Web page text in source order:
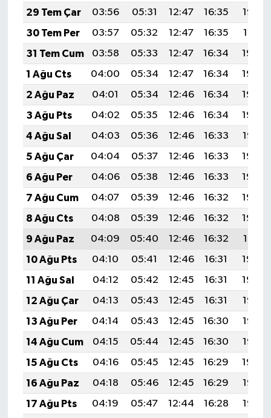
29 Tem Çar
03:56 05:31 12:47 16:35
19:52
30 Tem Per
03:57 05:32 12:47 16:35
19:51
31 Tem Cum
03:58 05:33 12:47 16:34
19:50
1 Ağu Cts
04:00 05:34 12:47 16:34
19:49
2 Ağu Paz
04:01 05:34 12:46 16:34
19:49
3 Ağu Pts
04:02 05:35 12:46 16:34
19:48
4 Ağu Sal
04:03 05:36 12:46 16:33
19:47
5 Ağu Çar
04:04 05:37 12:46 16:33
19:46
6 Ağu Per
04:06 05:38 12:46 16:33
19:45
7 Ağu Cum
04:07 05:39 12:46 16:32
19:44
8 Ağu Cts
04:08 05:39 12:46 16:32
19:42
9 Ağu Paz
04:09 05:40 12:46 16:32
19:41
10 Ağu Pts
04:10 05:41 12:46 16:31
19:40
11 Ağu Sal
04:12 05:42 12:45 16:31
19:39
12 Ağu Çar
04:13 05:43 12:45 16:31
19:38
13 Ağu Per
04:14 05:43 12:45 16:30
19:37
14 Ağu Cum
04:15 05:44 12:45 16:30
19:36
15 Ağu Cts
04:16 05:45 12:45 16:29
19:34
16 Ağu Paz
04:18 05:46 12:45 16:29
19:33
17 Ağu Pts
04:19 05:47 12:44 16:28
19:32